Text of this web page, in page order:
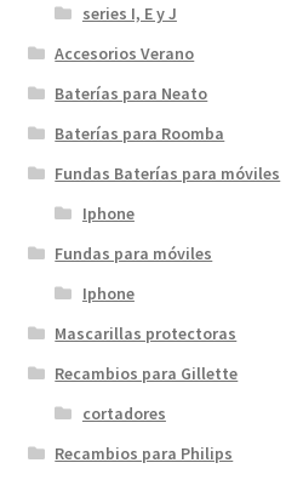
series I, E y J
Accesorios Verano
Baterías para Neato
Baterías para Roomba
Fundas Baterías para móviles
Iphone
Fundas para móviles
Iphone
Mascarillas protectoras
Recambios para Gillette
cortadores
Recambios para Philips